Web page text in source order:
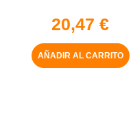
20,47 €
AÑADIR AL CARRITO